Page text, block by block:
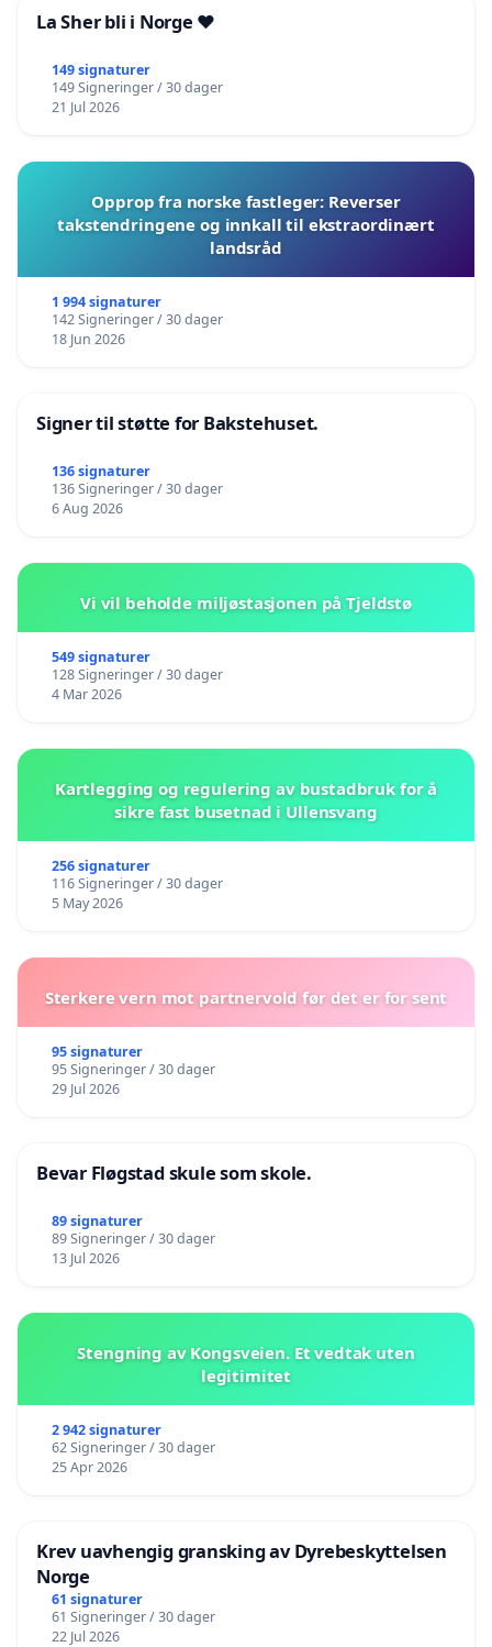
La Sher bli i Norge ❤️
149 signaturer
149 Signeringer / 30 dager
21 Jul 2026
Opprop fra norske fastleger: Reverser
takstendringene og innkall til ekstraordinært
landsråd
1 994 signaturer
142 Signeringer / 30 dager
18 Jun 2026
Signer til støtte for Bakstehuset.
136 signaturer
136 Signeringer / 30 dager
6 Aug 2026
Vi vil beholde miljøstasjonen på Tjeldstø
549 signaturer
128 Signeringer / 30 dager
4 Mar 2026
Kartlegging og regulering av bustadbruk for å
sikre fast busetnad i Ullensvang
256 signaturer
116 Signeringer / 30 dager
5 May 2026
Sterkere vern mot partnervold før det er for sent
95 signaturer
95 Signeringer / 30 dager
29 Jul 2026
Bevar Fløgstad skule som skole.
89 signaturer
89 Signeringer / 30 dager
13 Jul 2026
Stengning av Kongsveien. Et vedtak uten
legitimitet
2 942 signaturer
62 Signeringer / 30 dager
25 Apr 2026
Krev uavhengig gransking av Dyrebeskyttelsen
Norge
61 signaturer
61 Signeringer / 30 dager
22 Jul 2026